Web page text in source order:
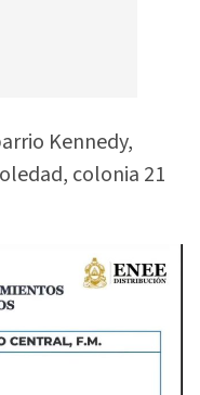
Kennedy,
colonia 21